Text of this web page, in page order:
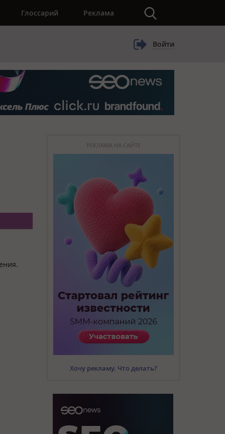
Глоссарий Реклама
Войти
РЕКЛАМА НА САЙТЕ
Хочу рекламу. Что делать?